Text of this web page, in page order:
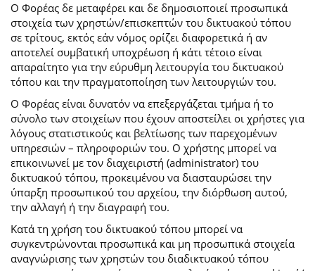
Ο Φορέας δε μεταφέρει και δε δημοσιοποιεί προσωπικά
στοιχεία των χρηστών/επισκεπτών του δικτυακού τόπου
σε τρίτους, εκτός εάν νόμος ορίζει διαφορετικά ή αν
αποτελεί συμβατική υποχρέωση ή κάτι τέτοιο είναι
απαραίτητο για την εύρυθμη λειτουργία του δικτυακού
τόπου και την πραγματοποίηση των λειτουργιών του.
Ο Φορέας είναι δυνατόν να επεξεργάζεται τμήμα ή το
σύνολο των στοιχείων που έχουν αποστείλει οι χρήστες για
λόγους στατιστικούς και βελτίωσης των παρεχομένων
υπηρεσιών – πληροφοριών του. Ο χρήστης μπορεί να
επικοινωνεί με τον διαχειριστή (administrator) του
δικτυακού τόπου, προκειμένου να διασταυρώσει την
ύπαρξη προσωπικού του αρχείου, την διόρθωση αυτού,
την αλλαγή ή την διαγραφή του.
Κατά τη χρήση του δικτυακού τόπου μπορεί να
συγκεντρώνονται προσωπικά και μη προσωπικά στοιχεία
αναγνώρισης των χρηστών του διαδικτυακού τόπου